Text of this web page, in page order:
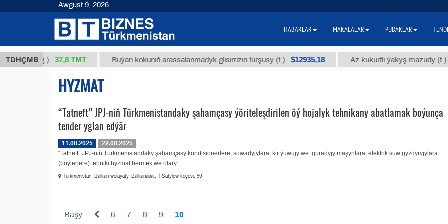
TDHÇMB
34/1 (kg.) 37,8 ТМТ Buýan köküniň arassalanmadyk glisirrizin turşusy (t.) $12935,18 Az kükürtli ýakyş mazudy (t.) $300
HYZMAT
“Tatneft” JPJ-niň Türkmenistandaky şahamçasy ýöriteleşdirilen öý hojalyk tehnikany abatlamak boýunça
tender yglan edýär
11.08.2025
22.08.2025
“Tatneft” JPJ-niň Türkmenistandaky şahamçasy kondisionerlere, sowadyjylara, kir ýuwujy we guradyjy maşynlara, elektrik suw gyzdyryjylara
(boýlerlere) tehniki hyzmat bermek we olary...
Türkmenistan, Balkan welaýaty, Balkanabat, T.Satylow köçesi, 59
Başy 6 7 8 9 10
Awgust 9, 2026
HABARLAR MAKALALAR PUDAKLAR